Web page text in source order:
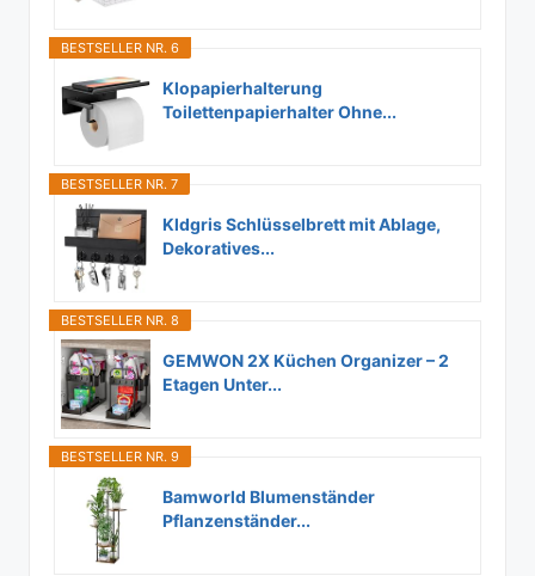
BESTSELLER NR. 6
Klopapierhalterung
Toilettenpapierhalter Ohne...
BESTSELLER NR. 7
Kldgris Schlüsselbrett mit Ablage,
Dekoratives...
BESTSELLER NR. 8
GEMWON 2X Küchen Organizer – 2
Etagen Unter...
BESTSELLER NR. 9
Bamworld Blumenständer
Pflanzenständer...